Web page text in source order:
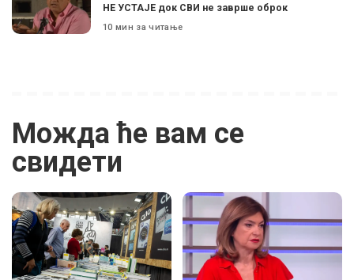
НЕ УСТАЈЕ док СВИ не заврше оброк
10 мин за читање
Можда ће вам се
свидети